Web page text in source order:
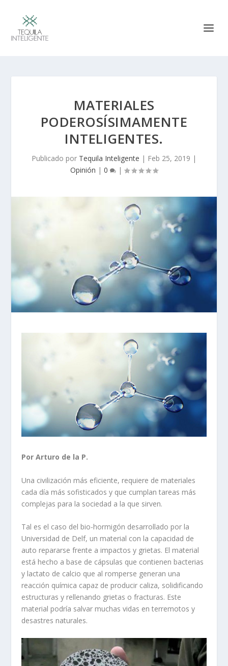
MATERIALES
PODEROSÍSIMAMENTE
INTELIGENTES.
Publicado por Tequila Inteligente | Feb 25, 2019 |
Opinión | 0 |
Por Arturo de la P.
Una civilización más eficiente, requiere de materiales
cada día más sofisticados y que cumplan tareas más
complejas para la sociedad a la que sirven.
Tal es el caso del bio-hormigón desarrollado por la
Universidad de Delf, un material con la capacidad de
auto repararse frente a impactos y grietas. El material
está hecho a base de cápsulas que contienen bacterias
y lactato de calcio que al romperse generan una
reacción química capaz de producir caliza, solidificando
estructuras y rellenando grietas o fracturas. Este
material podría salvar muchas vidas en terremotos y
desastres naturales.